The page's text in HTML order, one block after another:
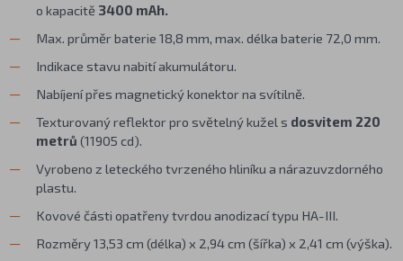
o kapacitě 3400 mAh.
Max. průměr baterie 18,8 mm, max. délka baterie 72,0 mm.
Indikace stavu nabití akumulátoru.
Nabíjení přes magnetický konektor na svítilně.
Texturovaný reflektor pro světelný kužel s dosvitem 220
metrů (11905 cd).
Vyrobeno z leteckého tvrzeného hliníku a nárazuvzdorného
plastu.
Kovové části opatřeny tvrdou anodizací typu HA-III.
Rozměry 13,53 cm (délka) x 2,94 cm (šířka) x 2,41 cm (výška).